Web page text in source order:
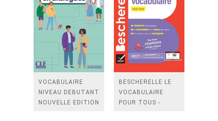
VOCABULAIRE
NIVEAU DEBUTANT
NOUVELLE EDITION
BESCHERELLE LE
VOCABULAIRE
POUR TOUS -